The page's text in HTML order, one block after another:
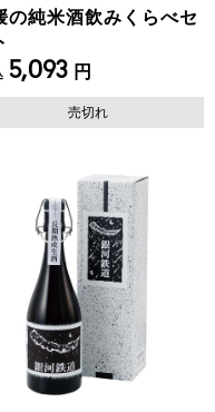
の純米酒飲みくらべセ
5,093 円
売切れ